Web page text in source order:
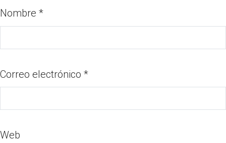
Nombre *
Correo electrónico *
Web